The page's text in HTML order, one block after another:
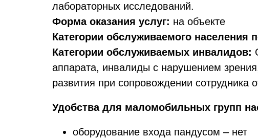
лабораторных исследований.
Форма оказания услуг: на объекте
Категории обслуживаемого населения
Категории обслуживаемых инвалидов:
аппарата, инвалиды с нарушением
развития при сопровождении сотрудника
Удобства для маломобильных групп
оборудование входа пандусом – нет